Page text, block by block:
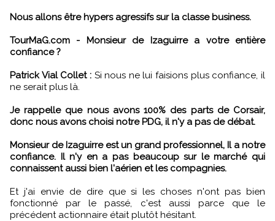
Nous allons être hypers agressifs sur la classe business.
TourMaG.com - Monsieur de Izaguirre a votre entière
confiance ?
Patrick Vial Collet :Si nous ne lui faisions plus confiance, il
ne serait plus là.
Je rappelle que nous avons 100% des parts de Corsair,
donc nous avons choisi notre PDG, il n'y a pas de débat.
Monsieur de Izaguirre est un grand professionnel, Il a notre
confiance. Il n'y en a pas beaucoup sur le marché qui
connaissent aussi bien l'aérien et les compagnies.
Et j'ai envie de dire que si les choses n'ont pas bien
fonctionné par le passé, c'est aussi parce que le
précédent actionnaire était plutôt hésitant.